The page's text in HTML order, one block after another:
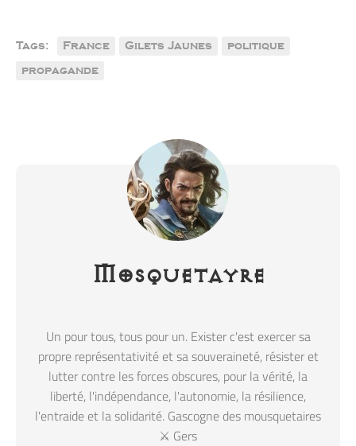
Tags: France Gilets Jaunes
politique
propagande
Mosquetayre
Un pour tous, tous pour un. Exister c'est exercer sa
propre représentativité et sa souveraineté, résister et
lutter contre les forces obscures, pour la vérité, la
liberté, l'indépendance, l'autonomie, la résilience,
l'entraide et la solidarité. Gascogne des mousquetaires
⚔️ Gers